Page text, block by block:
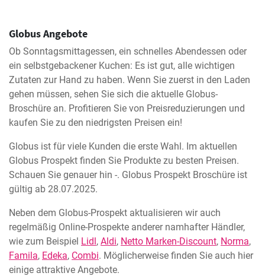
Globus Angebote
Ob Sonntagsmittagessen, ein schnelles Abendessen oder
ein selbstgebackener Kuchen: Es ist gut, alle wichtigen
Zutaten zur Hand zu haben. Wenn Sie zuerst in den Laden
gehen müssen, sehen Sie sich die aktuelle Globus-
Broschüre an. Profitieren Sie von Preisreduzierungen und
kaufen Sie zu den niedrigsten Preisen ein!
Globus ist für viele Kunden die erste Wahl. Im aktuellen
Globus Prospekt finden Sie Produkte zu besten Preisen.
Schauen Sie genauer hin -. Globus Prospekt Broschüre ist
gültig ab 28.07.2025.
Neben dem Globus-Prospekt aktualisieren wir auch
regelmäßig Online-Prospekte anderer namhafter Händler,
wie zum Beispiel Lidl, Aldi, Netto Marken-Discount, Norma,
Famila, Edeka, Combi. Möglicherweise finden Sie auch hier
einige attraktive Angebote.